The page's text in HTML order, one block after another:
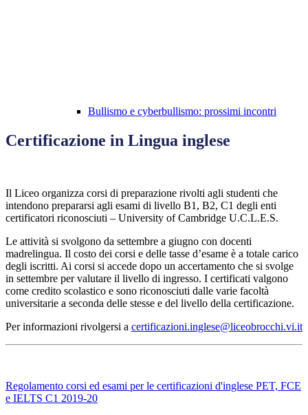
Bullismo e cyberbullismo: prossimi incontri
Certificazione in Lingua inglese
Il Liceo organizza corsi di preparazione rivolti agli studenti che
intendono prepararsi agli esami di livello B1, B2, C1 degli enti
certificatori riconosciuti – University of Cambridge U.C.L.E.S.
Le attività si svolgono da settembre a giugno con docenti
madrelingua. Il costo dei corsi e delle tasse d’esame è a totale carico
degli iscritti. Ai corsi si accede dopo un accertamento che si svolge
in settembre per valutare il livello di ingresso. I certificati valgono
come credito scolastico e sono riconosciuti dalle varie facoltà
universitarie a seconda delle stesse e del livello della certificazione.
Per informazioni rivolgersi a certificazioni.inglese@liceobrocchi.vi.it
Regolamento corsi ed esami per le certificazioni d'inglese PET, FCE
e IELTS C1 2019-20